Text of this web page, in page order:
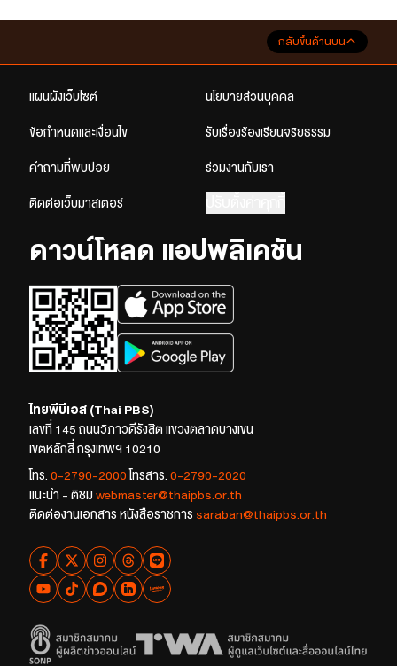
กลับขึ้นด้านบน
แผนผังเว็บไซต์ นโยบายส่วนบุคคล
ข้อกำหนดและเงื่อนไข รับเรื่องร้องเรียนจริยธรรม
คำถามที่พบบ่อย ร่วมงานกับเรา
ติดต่อเว็บมาสเตอร์
ดาวน์โหลด แอปพลิเคชัน
ไทยพีบีเอส (Thai PBS)
เลขที่ 145 ถนนวิภาวดีรังสิต แขวงตลาดบางเขน
เขตหลักสี่ กรุงเทพฯ 10210
โทร. 0-2790-2000 โทรสาร. 0-2790-2020
แนะนำ - ติชม webmaster@thaipbs.or.th
ติดต่องานเอกสาร หนังสือราชการ saraban@thaipbs.or.th